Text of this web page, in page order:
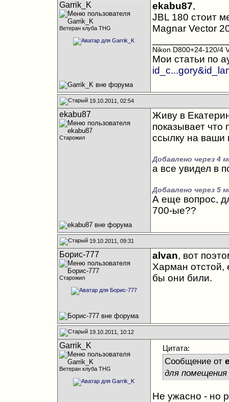
Garrik_K
Ветеран клуба THG
ekabu87,
JBL 180 стоит
Magnar Vector
Nikon D800+24-120/4
Мои статьи по
19.10.2011, 02:54
ekabu87
Старожил
Живу в
показывает
ссылку на ваши
Добавлено через 4
а все увидел в
Добавлено через 5
А еще вопрос,
700-ые??
19.10.2011, 09:31
Борис-777
Старожил
alvan, вот
Харман отстой,
бы они били.
19.10.2011, 10:12
Garrik_K
Ветеран клуба THG
Цитата:
Сообщение от
для
Не ужасно - но